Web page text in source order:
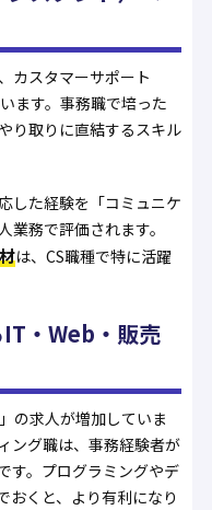
カスタマーサポート
ます。事務職で培った
り取りに直結するスキル
した経験を「コミュニケ
務で評価されます。
は、CS職種で特に活躍
・Web・販売
の求人が増加していま
ング職は、事務経験者が
す。プログラミングやデ
おくと、より有利になり